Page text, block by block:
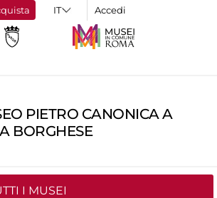
Accedi
PIETRO CANONICA A
BORGHESE
I MUSEI